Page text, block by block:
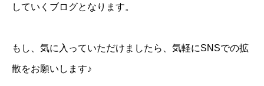
していくブログとなります。
もし、気に入っていただけましたら、気軽にSNSでの拡
散をお願いします♪